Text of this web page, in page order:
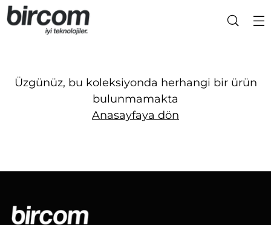
Üzgünüz, bu koleksiyonda herhangi bir ürün
bulunmamakta
Anasayfaya dön